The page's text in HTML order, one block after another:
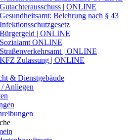
Gutachterausschuss | ONLINE
Gesundheitsamt: Belehrung nach § 43
Infektionsschutzgesetz
Bürgergeld | ONLINE
Sozialamt ONLINE
Straßenverkehrsamt | ONLINE
KFZ Zulassung | ONLINE
& Dienstgebäude
/ Anliegen